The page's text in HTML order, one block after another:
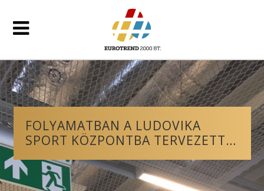
FOLYAMATBAN A LUDOVIKA
SPORT KÖZPONTBA TERVEZETT…